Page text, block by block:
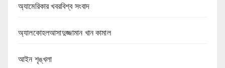
অ্যামেরিকার খবরবিশ্ব সংবাদ
অ্যালকোহলআসাদুজ্জামান খান কামাল
আইন শৃঙ্খলা